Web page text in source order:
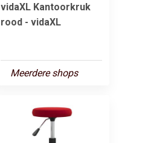
vidaXL Kantoorkruk
rood - vidaXL
Meerdere shops